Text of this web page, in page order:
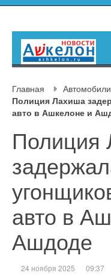
Главная
Автомобили
Полиция Лахиша
авто в Ашкелоне и
Полиция
авто в
Ашдоде
24 ноября 2025 09:37